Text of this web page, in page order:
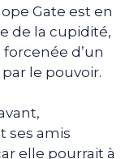
Gate est en
de la cupidité,
d’un
le pouvoir.
ses amis
elle pourrait à